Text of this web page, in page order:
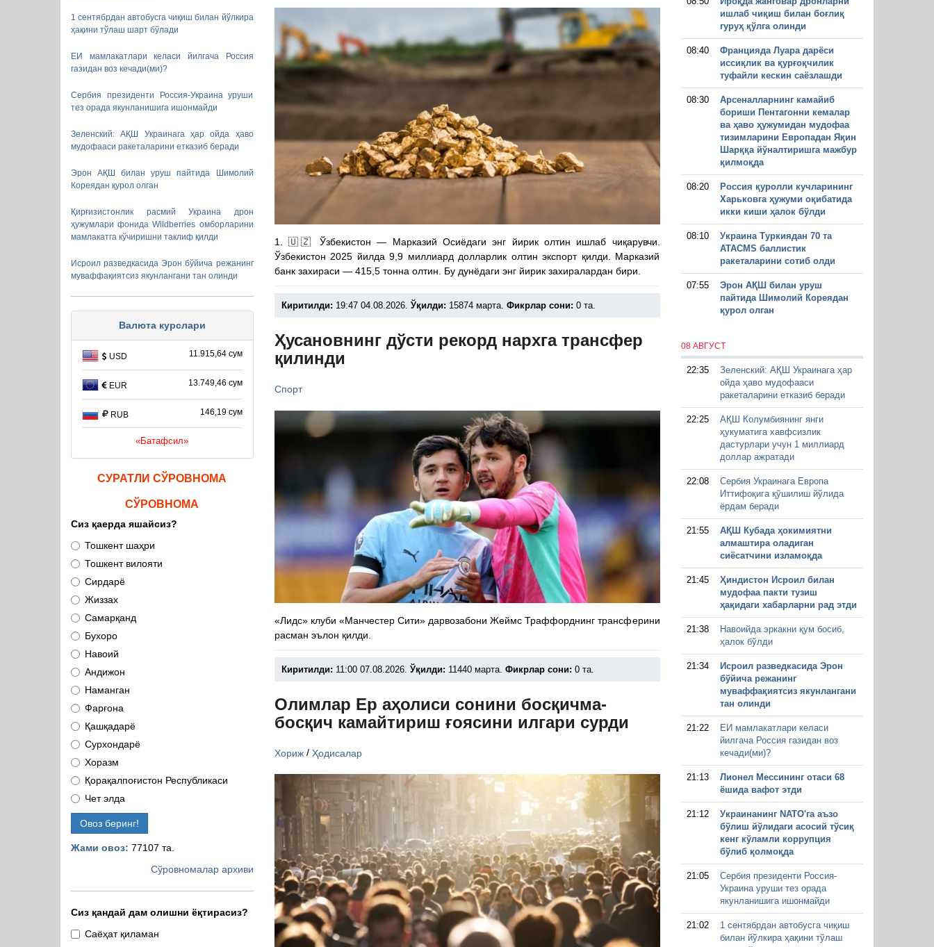
1 сентябрдан автобусга чиқиш билан йўлкира
ҳақини тўлаш шарт бўлади
ЕИ мамлакатлари келаси йилгача Россия
газидан воз кечади(ми)?
Сербия президенти Россия-Украина уруши
тез орада якунланишига ишонмайди
Зеленский: АҚШ Украинага ҳар ойда ҳаво
мудофааси ракеталарини етказиб беради
Эрон АҚШ билан уруш пайтида Шимолий
Кореядан қурол олган
Қирғизистонлик расмий Украина дрон
ҳужумлари фонида Wildberries омборларини
мамлакатга кўчиришни таклиф қилди
Исроил разведкасида Эрон бўйича режанинг
муваффақиятсиз якунлангани тан олинди
Валюта курслари
USD 11.915,64 сум
EUR 13.749,46 сум
RUB 146,19 сум
«Батафсил»
СУРАТЛИ СЎРОВНОМА
СЎРОВНОМА
Сиз қаерда яшайсиз?
Тошкент шаҳри
Тошкент вилояти
Сирдарё
Жиззах
Самарқанд
Бухоро
Навоий
Андижон
Наманган
Фарғона
Қашқадарё
Сурхондарё
Хоразм
Қорақалпоғистон Республикаси
Чет элда
Овоз беринг!
Жами овоз: 77107 та.
Сўровномалар архиви
Сиз қандай дам олишни ёқтирасиз?
Саёҳат қиламан
1. 🇺🇿 Ўзбекистон — Марказий Осиёдаги энг йирик олтин ишлаб чиқарувчи.
Ўзбекистон 2025 йилда 9,9 миллиард долларлик олтин экспорт қилди. Марказий
банк захираси — 415,5 тонна олтин. Бу дунёдаги энг йирик захиралардан бири.
Киритилди: 19:47 04.08.2026. Ўқилди: 15874 марта. Фикрлар сони: 0 та.
Ҳусановнинг дўсти рекорд нархга трансфер
қилинди
Спорт
«Лидс» клуби «Манчестер Сити» дарвозабони Жеймс Траффорднинг трансферини
расман эълон қилди.
Киритилди: 11:00 07.08.2026. Ўқилди: 11440 марта. Фикрлар сони: 0 та.
Олимлар Ер аҳолиси сонини босқичма-
босқич камайтириш ғоясини илгари сурди
Хориж/ Ҳодисалар
ишлаб чиқиш билан боғлиқ
гуруҳ қўлга олинди
08:40
Францияда Луара дарёси
иссиқлик ва қурғоқчилик
туфайли кескин саёзлашди
08:30
Арсеналларнинг камайиб
бориши Пентагонни кемалар
ва ҳаво ҳужумидан мудофаа
тизимларини Европадан Яқин
Шарққа йўналтиришга мажбур
қилмоқда
08:20
Россия қуролли кучларининг
Харьковга ҳужуми оқибатида
икки киши ҳалок бўлди
08:10
Украина Туркиядан 70 та
ATACMS баллистик
ракеталарини сотиб олди
07:55
Эрон АҚШ билан уруш
пайтида Шимолий Кореядан
қурол олган
08 АВГУСТ
22:35
Зеленский: АҚШ Украинага ҳар
ойда ҳаво мудофааси
ракеталарини етказиб беради
22:25
АҚШ Колумбиянинг янги
ҳукуматига хавфсизлик
дастурлари учун 1 миллиард
доллар ажратади
22:08
Сербия Украинага Европа
Иттифоқига қўшилиш йўлида
ёрдам беради
21:55
АҚШ Кубада ҳокимиятни
алмаштира оладиган
сиёсатчини изламоқда
21:45
Ҳиндистон Исроил билан
мудофаа пакти тузиш
ҳақидаги хабарларни рад этди
21:38
Навоийда эркакни қум босиб,
ҳалок бўлди
21:34
Исроил разведкасида Эрон
бўйича режанинг
муваффақиятсиз якунлангани
тан олинди
21:22
ЕИ мамлакатлари келаси
йилгача Россия газидан воз
кечади(ми)?
21:13
Лионел Мессининг отаси 68
ёшида вафот этди
21:12
Украинанинг NАТО'га аъзо
бўлиш йўлидаги асосий тўсиқ
кенг кўламли коррупция
бўлиб қолмоқда
21:05
Сербия президенти Россия-
Украина уруши тез орада
якунланишига ишонмайди
21:02
1 сентябрдан автобусга чиқиш
билан йўлкира ҳақини тўлаш